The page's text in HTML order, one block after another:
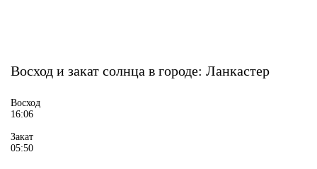
Восход и закат солнца в городе: Ланкастер
Восход
16:06
Закат
05:50